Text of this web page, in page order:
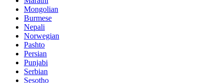
Mongolian
Burmese
Nepali
Norwegian
Pashto
Persian
Punjabi
Serbian
Sesotho